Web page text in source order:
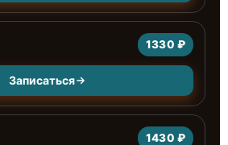
1330 ₽
Записаться
1430 ₽